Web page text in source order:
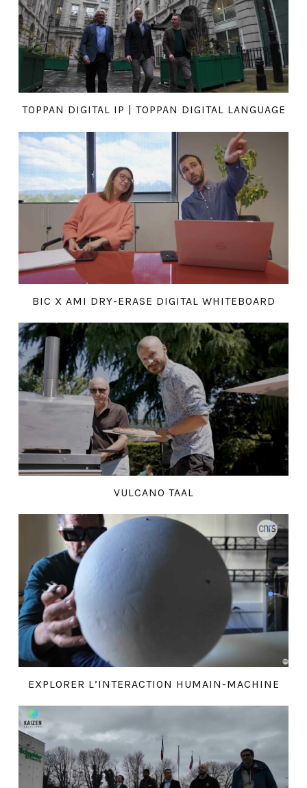
TOPPAN DIGITAL IP | TOPPAN DIGITAL LANGUAGE
BIC X AMI DRY-ERASE DIGITAL WHITEBOARD
VULCANO TAAL
EXPLORER L’INTERACTION HUMAIN-MACHINE